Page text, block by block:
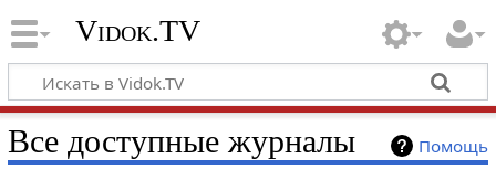
Vidok.TV
Помощь
Все доступные журналы